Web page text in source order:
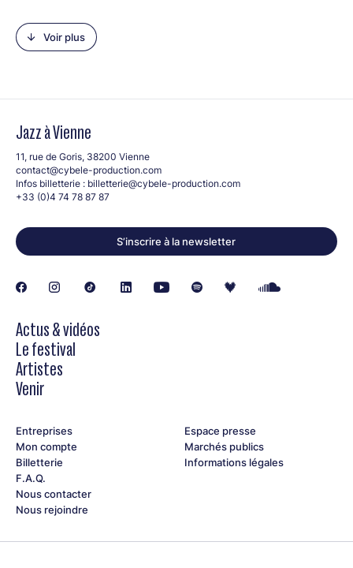
sortir un filmalbum en plein confinement ou composer une
suite pour chœur d’enfants autour de la révolte de la
jeunesse, Babx n’est jamais avare en fulgurance. Un parcours
n’est plus parmi nous, le Beau Bizarre, c’est lui.
Voir plus
Jazz à Vienne
11, rue de Goris, 38200 Vienne
contact@cybele-production.com
Infos billetterie : billetterie@cybele-production.com
+33 (0)4 74 78 87 87
S’inscrire à la newsletter
Actus & vidéos
Le festival
Artistes
Venir
Entreprises
Mon compte
Billetterie
F.A.Q.
Nous contacter
Nous rejoindre
Espace presse
Marchés publics
Informations légales